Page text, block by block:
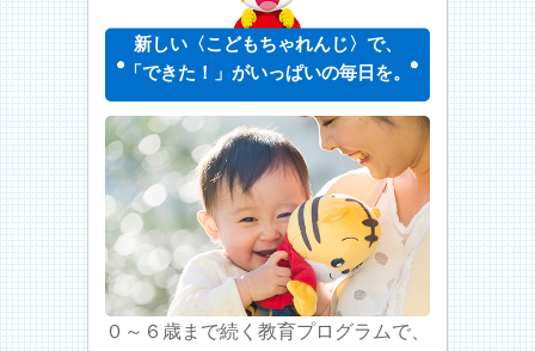
新しい〈こどもちゃれんじ〉で、
「できた！」がいっぱいの毎日を。
０～６歳まで続く教育プログラムで、